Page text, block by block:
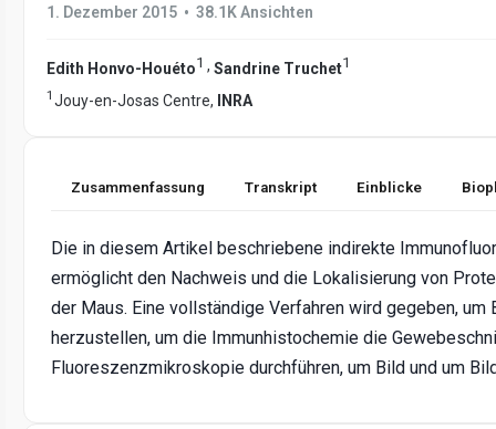
1. Dezember 2015 • 38.1K Ansichten
Edith Honvo-Houéto1 , Sandrine Truchet1
1 Jouy-en-Josas Centre, INRA
Zusammenfassung Transkript Einblicke
Die in diesem Artikel beschriebene indirekte
ermöglicht den Nachweis und die Lokalisierung von
der Maus. Eine vollständige Verfahren wird gegeben, um
herzustellen, um die Immunhistochemie die
Fluoreszenzmikroskopie durchführen, um Bild und um